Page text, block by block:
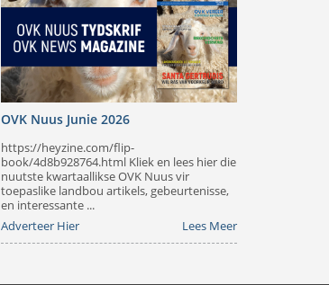
OVK Nuus Junie 2026
https://heyzine.com/flip-
book/4d8b928764.html Kliek en lees hier die
nuutste kwartaallikse OVK Nuus vir
toepaslike landbou artikels, gebeurtenisse,
en interessante ...
Adverteer Hier
Lees Meer